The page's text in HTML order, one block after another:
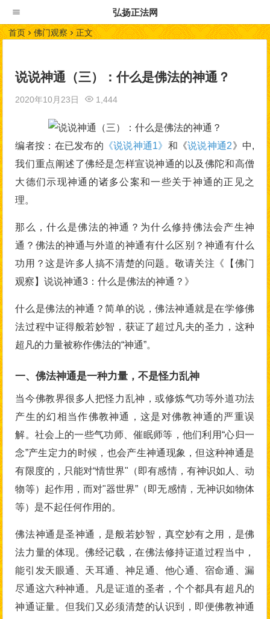
弘扬正法网
首页 佛门观察 正文
说说神通（三）：什么是佛法的神通？
2020年10月23日 1,444
编者按：在已发布的 《说说神通1》 和《说说神通2》中,
我们重点阐述了佛经是怎样宣说神通的以及佛陀和高僧
大德们示现神通的诸多公案和一些关于神通的正见之
理。
那么，什么是佛法的神通？为什么修持佛法会产生神
通？佛法的神通与外道的神通有什么区别？神通有什么
功用？这是许多人搞不清楚的问题。敬请关注《【佛门
观察】说说神通3：什么是佛法的神通？》
什么是佛法的神通？简单的说，佛法神通就是在学修佛
法过程中证得般若妙智，获证了超过凡夫的圣力，这种
超凡的力量被称作佛法的“神通”。
一、佛法神通是一种力量，不是怪力乱神
当今佛教界很多人把怪力乱神，或修炼气功等外道功法
产生的幻相当作佛教神通，这是对佛教神通的严重误
解。社会上的一些气功师、催眠师等，他们利用“心归一
念”产生定力的时候，也会产生神通现象，但这种神通是
有限度的，只能对“情世界"（即有感情，有神识如人、动
物等）起作用，而对"器世界”（即无感情，无神识如物体
等）是不起任何作用的。
佛法神通是圣神通，是般若妙智，真空妙有之用，是佛
法力量的体现。佛经记载，在佛法修持证道过程当中，
能引发天眼通、天耳通、神足通、他心通、宿命通、漏
尽通这六种神通。凡是证道的圣者，个个都具有超凡的
神通证量。但我们又必须清楚的认识到，即便佛教神通